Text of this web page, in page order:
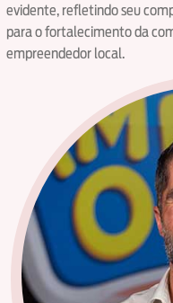
evidente, refletindo seu
para o fortalecimento da
empreendedor local.